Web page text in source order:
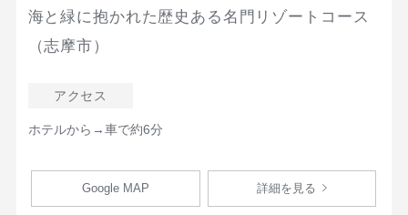
海と緑に抱かれた歴史ある名門リゾートコース
（志摩市）
アクセス
ホテルから→車で約6分
Google MAP 詳細を見る